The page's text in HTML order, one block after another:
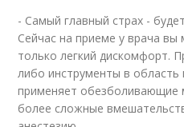
- Самый главный страх -
Сейчас на приеме у врача
только легкий дискомфорт.
либо инструменты в
применяет обезболивающие
более сложные